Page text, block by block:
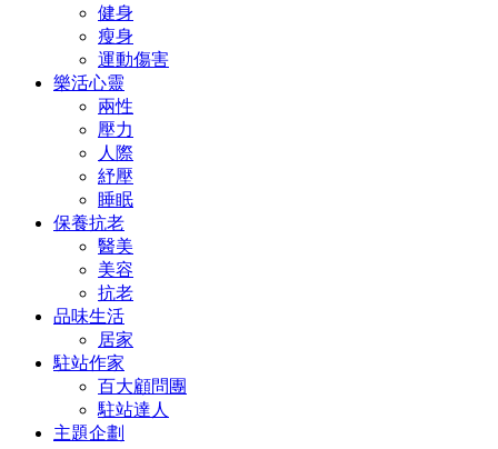
健身
瘦身
運動傷害
樂活心靈
兩性
壓力
人際
紓壓
睡眠
保養抗老
醫美
美容
抗老
品味生活
居家
駐站作家
百大顧問團
駐站達人
主題企劃